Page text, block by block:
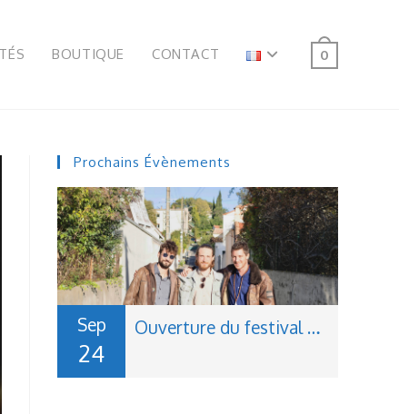
BOUTIQUE CONTACT 0
Prochains Évènements
Sep
24
Ouverture du festival La Fabrique du Jazz à Montauban